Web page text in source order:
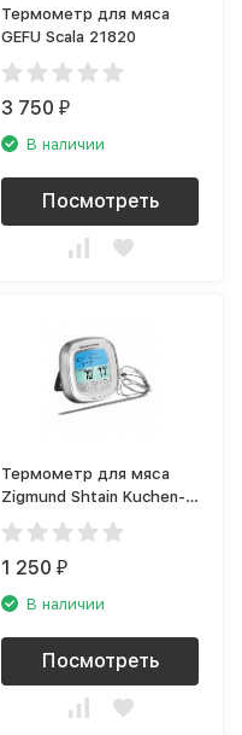
Термометр для мяса
GEFU Scala 21820
3 750₽
В наличии
Посмотреть
Термометр для мяса
Zigmund Shtain Kuchen-
Profi MP-60 W
1 250₽
В наличии
Посмотреть